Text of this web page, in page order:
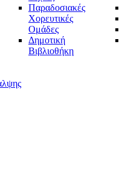
Παραδοσιακές
Χορευτικές
Ομάδες
Δημοτική
Βιβλιοθήκη